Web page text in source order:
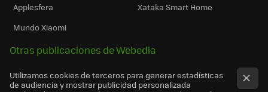
Applesfera
Xataka Smart Home
Mundo Xiaomi
Otras publicaciones de Webedia
Utilizamos cookies de terceros para generar estadísticas
de audiencia y mostrar publicidad personalizada